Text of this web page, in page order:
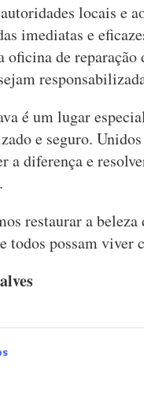
locais e
imediatas e
oficina de
é um lugar
e seguro.
a diferença e
restaurar a
todos possam viver